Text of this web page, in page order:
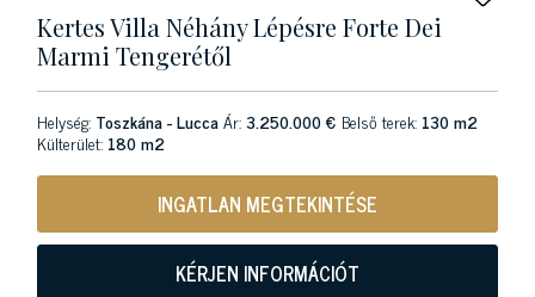
Kertes Villa Néhány Lépésre Forte Dei
Marmi Tengerétől
Helység: Toszkána - LuccaÁr:3.250.000 € Belső terek: 130 m2
Külterület: 180 m2
INGATLAN MEGTEKINTÉSE
KÉRJEN INFORMÁCIÓT